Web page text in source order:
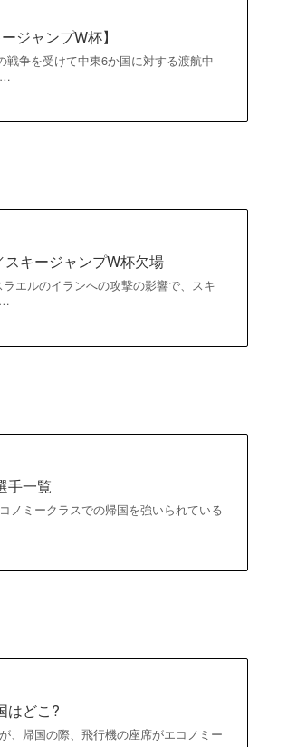
ジャンプW杯】
争を受けて中東6か国に対する渡航中
…
キージャンプW杯欠場
エルのイランへの攻撃の影響で、スキ
手一覧
ノミークラスでの帰国を強いられている
はどこ?
、帰国の際、飛行機の座席がエコノミー